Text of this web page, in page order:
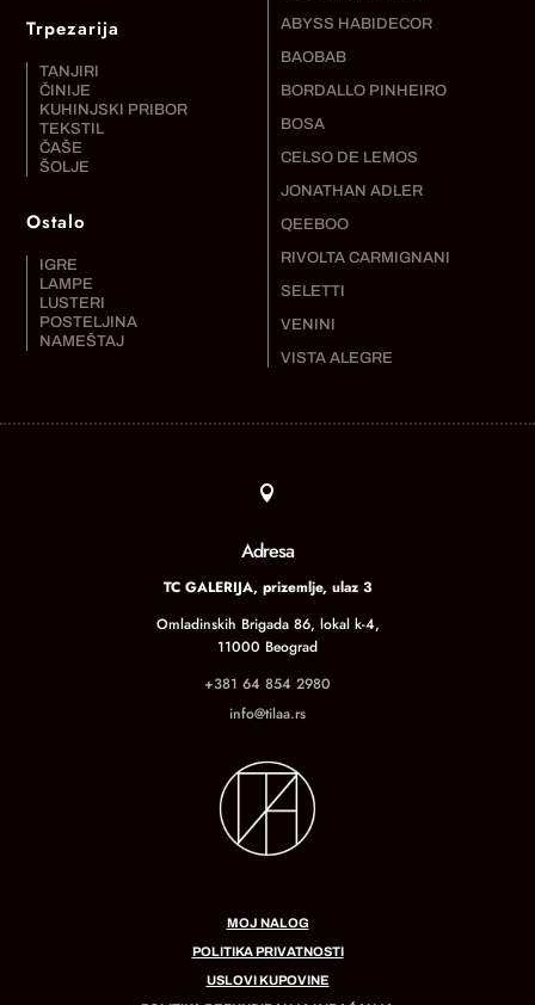
Trpezarija
TANJIRI
ČINIJE
KUHINJSKI PRIBOR
TEKSTIL
ČAŠE
ŠOLJE
Ostalo
IGRE
LAMPE
LUSTERI
POSTELJINA
NAMEŠTAJ
ABYSS HABIDECOR
BAOBAB
BORDALLO PINHEIRO
BOSA
CELSO DE LEMOS
JONATHAN ADLER
QEEBOO
RIVOLTA CARMIGNANI
SELETTI
VENINI
VISTA ALEGRE

Adresa
TC GALERIJA, prizemlje, ulaz 3
Omladinskih Brigada 86, lokal k-4,
11000 Beograd
+381 64 854 2980
info@tilaa.rs
MOJ NALOG
POLITIKA PRIVATNOSTI
USLOVI KUPOVINE